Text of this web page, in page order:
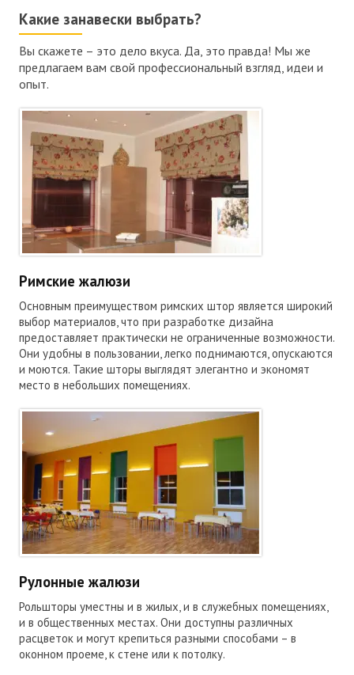
Какие занавески выбрать?
Вы скажете – это дело вкуса. Да, это правда! Мы же
предлагаем вам свой профессиональный взгляд, идеи и
опыт.
Римские жалюзи
Основным преимуществом римских штор является широкий
выбор материалов, что при разработке дизайна
предоставляет практически не ограниченные возможности.
Они удобны в пользовании, легко поднимаются, опускаются
и моются. Такие шторы выглядят элегантно и экономят
место в небольших помещениях.
Рулонные жалюзи
Рольшторы уместны и в жилых, и в служебных помещениях,
и в общественных местах. Они доступны различных
расцветок и могут крепиться разными способами – в
оконном проеме, к стене или к потолку.